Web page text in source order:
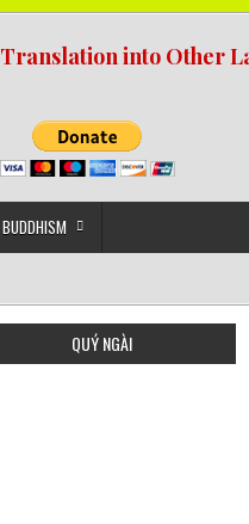
Translation into Other
BUDDHISM
QUÝ NGÀI